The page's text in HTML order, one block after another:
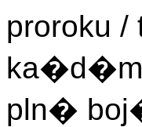
proroku
pln�